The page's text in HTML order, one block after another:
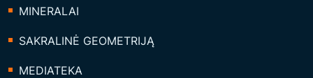
MINERALAI
SAKRALINĖ GEOMETRIJĄ
MEDIATEKA